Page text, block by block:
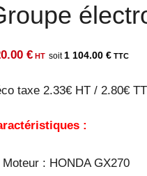
€ 1 104.00 €
taxe 2.33€ HT / 2.80€
:
Moteur : HONDA GX270